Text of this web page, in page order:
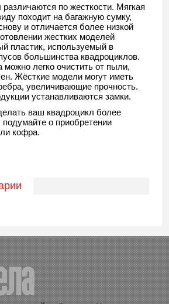
по жесткости. Мягкая
походит на багажную сумку,
и отличается более низкой
жестких моделей
пластик, используемый в
большинства квадроциклов.
легко очистить от пыли,
Жёсткие модели могут иметь
увеличивающие прочность.
устанавливаются замки.
ваш квадроцикл более
о приобретении
кофра.